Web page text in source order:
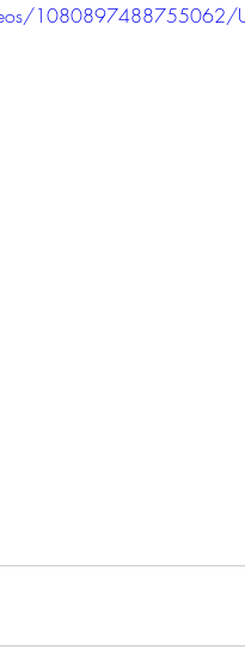
1080897488755062/